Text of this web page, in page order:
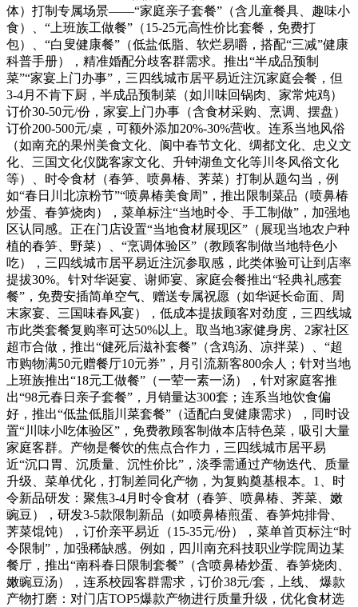
体）打制专属场景——“家庭亲子套餐”（含儿童餐具、趣味小
食）、“上班族工做餐”（15-25元高性价比套餐，免费打
包）、“白叟健康餐”（低盐低脂、软烂易嚼，搭配“三减”健康
科普手册），精准婚配分歧客群需求。推出“半成品预制
菜”“家宴上门办事”，三四线城市居平易近注沉家庭会餐，但
3-4月不肯下厨，半成品预制菜（如川味回锅肉、家常炖鸡）
订价30-50元/份，家宴上门办事（含食材采购、烹调、摆盘）
订价200-500元/桌，可额外添加20%-30%营收。连系当地风俗
（如南充的果州美食文化、阆中春节文化、绸都文化、忠义文
化、三国文化仪陇客家文化、升钟湖鱼文化等川冬风俗文化
等）、时令食材（春笋、喷鼻椿、荠菜）打制从题勾当，例
如“春日川北凉粉节”“喷鼻椿美食周”，推出限制菜品（喷鼻椿
炒蛋、春笋烧肉），菜单标注“当地时令、手工制做”，加强地
区认同感。正在门店设置“当地食材展现区”（展现当地农户种
植的春笋、野菜）、“烹调体验区”（教顾客制做当地特色小
吃），三四线城市居平易近注沉参取感，此类体验可让到店率
提拔30%。针对华诞宴、谢师宴、家庭会餐推出“轻典礼感套
餐”，免费安插简单空气、赠送专属祝愿（如华诞长命面、周
末家宴、三国味春风宴），低成本提拔顾客对劲度，三四线城
市此类套餐复购率可达50%以上。取当地3家健身房、2家社区
超市合做，推出“健死后滋补套餐”（含鸡汤、凉拌菜）、“超
市购物满50元赠餐厅10元券”，月引流新客800余人；针对当地
上班族推出“18元工做餐”（一荤一素一汤），针对家庭客推
出“98元春日亲子套餐”，月销量达300套；连系当地饮食偏
好，推出“低盐低脂川菜套餐”（适配白叟健康需求），同时设
置“川味小吃体验区”，免费教顾客制做本店特色菜，吸引大量
家庭客群。产物是餐饮的焦点合作力，三四线城市居平易
近“沉口胃、沉质量、沉性价比”，淡季需通过产物迭代、质量
升级、菜单优化，打制差同化产物，为复购奠基根本。1、时
令新品研发：聚焦3-4月时令食材（春笋、喷鼻椿、荠菜、嫩
豌豆），研发3-5款限制新品（如喷鼻椿煎蛋、春笋炖排骨、
荠菜馄饨），订价亲平易近（15-35元/份），菜单首页标注“时
令限制”，加强稀缺感。例如，四川南充科技职业学院周边某
餐厅，推出“南科春日限制套餐”（含喷鼻椿炒蛋、春笋烧肉、
嫩豌豆汤），连系校园客群需求，订价38元/套，上线、 爆款
产物打磨：对门店TOP5爆款产物进行质量升级，优化食材选